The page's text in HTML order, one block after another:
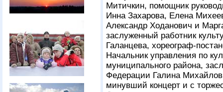
Митичкин, помощник
Инна Захарова, Елена
Александр Ходанович и
заслуженный работник
Галанцева, хореограф-
Начальник управления по
муниципального района,
Федерации Галина
минувший концерт и с